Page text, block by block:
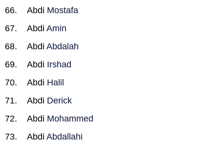
Abdi Mostafa
Abdi Amin
Abdi Abdalah
Abdi Irshad
Abdi Halil
Abdi Derick
Abdi Mohammed
Abdi Abdallahi